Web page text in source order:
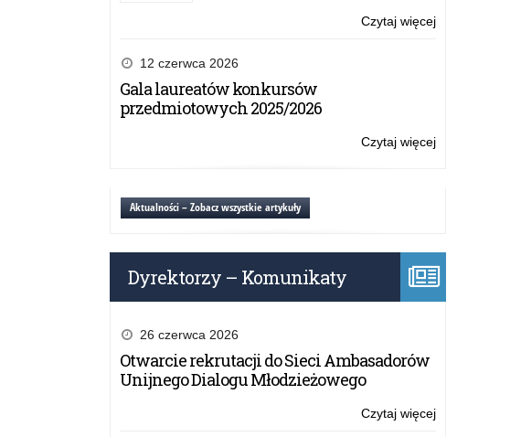
Czytaj więcej
12 czerwca 2026
Gala laureatów konkursów
przedmiotowych 2025/2026
Czytaj więcej
Aktualności – Zobacz wszystkie artykuły
Dyrektorzy – Komunikaty
26 czerwca 2026
Otwarcie rekrutacji do Sieci Ambasadorów
Unijnego Dialogu Młodzieżowego
Czytaj więcej